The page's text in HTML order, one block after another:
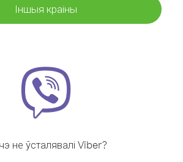
Іншыя краіны
не ўсталявалі Viber?